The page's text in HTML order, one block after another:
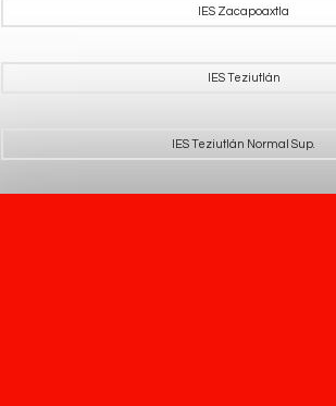
IES Zacapoaxtla
IES Teziutlán
IES Teziutlán Normal Sup.